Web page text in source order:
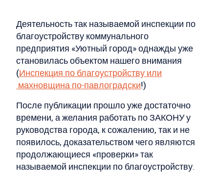
Деятельность так называемой инспекции по
благоустройству коммунального
предприятия «Уютный город» однажды уже
становилась объектом нашего внимания
(Инспекция по благоустройству или
махновщина по-павлоградски!)
После публикации прошло уже достаточно
времени, а желания работать по ЗАКОНУ у
руководства города, к сожалению, так и не
появилось, доказательством чего являются
продолжающиеся «проверки» так
называемой инспекции по благоустройству.